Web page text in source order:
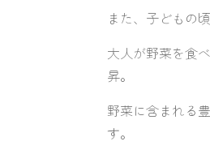
また、子どもの
大人が野菜を食
昇。
野菜に含まれる
す。